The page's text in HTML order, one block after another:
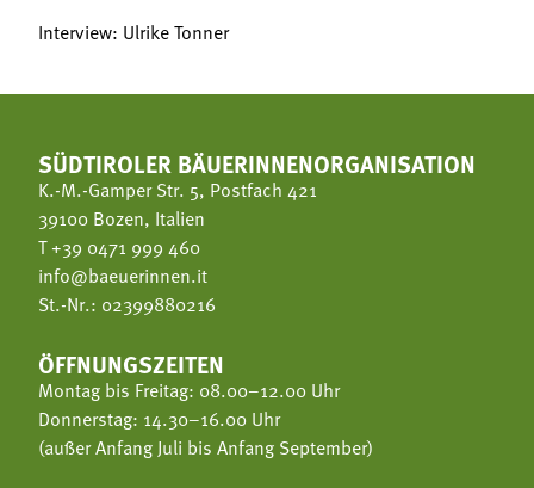
Interview: Ulrike Tonner
SÜDTIROLER BÄUERINNENORGANISATION
K.-M.-Gamper Str. 5, Postfach 421
39100 Bozen, Italien
T+39 0471 999 460
info@baeuerinnen.it
St.-Nr.: 02399880216
ÖFFNUNGSZEITEN
Montag bis Freitag: 08.00–12.00 Uhr
Donnerstag: 14.30–16.00 Uhr
(außer Anfang Juli bis Anfang September)